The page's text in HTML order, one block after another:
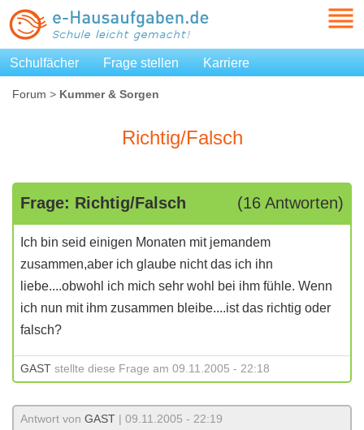
Schulfächer Frage stellen Karriere
Forum > Kummer & Sorgen
Richtig/Falsch
Frage: Richtig/Falsch (16 Antworten)
Ich bin seid einigen Monaten mit jemandem
zusammen,aber ich glaube nicht das ich ihn
liebe....obwohl ich mich sehr wohl bei ihm fühle. Wenn
ich nun mit ihm zusammen bleibe....ist das richtig oder
falsch?
GAST stellte diese Frage am 09.11.2005 - 22:18
Antwort von GAST | 09.11.2005 - 22:19